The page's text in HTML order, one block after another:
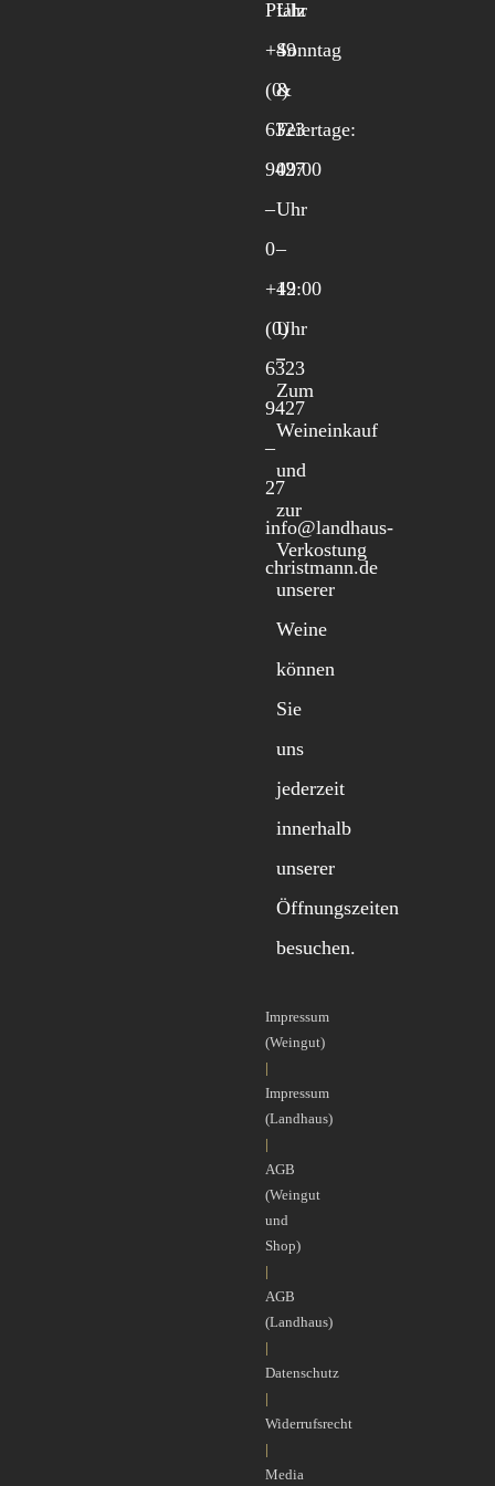
Pfalz
+49
(0)
6323
9427
–
0
+49
(0)
6323
9427
–
27
info@landhaus-
christmann.de
Uhr
Sonntag
&
Feiertage:
09:00
Uhr
–
12:00
Uhr
Zum
Weineinkauf
und
zur
Verkostung
unserer
Weine
können
Sie
uns
jederzeit
innerhalb
unserer
Öffnungszeiten
besuchen.
Impressum
(Weingut)
|
Impressum
(Landhaus)
|
AGB
(Weingut
und
Shop)
|
AGB
(Landhaus)
|
Datenschutz
|
Widerrufsrecht
|
Media